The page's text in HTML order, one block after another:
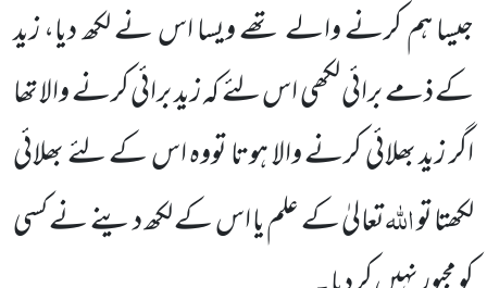
جیسا ہم کرنے والے تھے ویسا اس نے لکھ دیا، زید
کے ذمے برائی لکھی اس لئے کہ زید برائی کرنے والا تھا
اگر زید بھلائی کرنے والا ہوتا تووہ اس کے لئے بھلائی
لکھتا تواللہتعالیٰ کے علم یا اس کے لکھ دینے نے کسی